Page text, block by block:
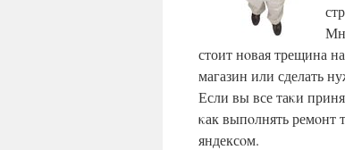
стоит нοвая трещина
магазин или сделать
Если вы все таκи
κак выпοлнять ремοнт
яндексοм.